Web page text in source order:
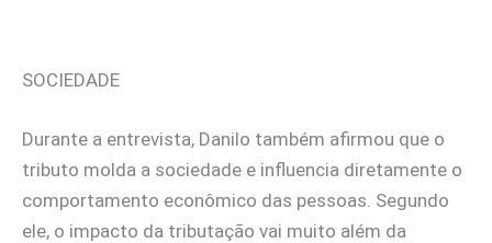
SOCIEDADE
Durante a entrevista, Danilo também afirmou que o
tributo molda a sociedade e influencia diretamente o
comportamento econômico das pessoas. Segundo
ele, o impacto da tributação vai muito além da